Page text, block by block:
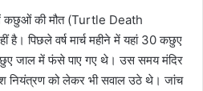
में कछुओं की मौत (Turtle Death
है। पिछले वर्ष मार्च महीने में यहां 30 कछुए
जाल में फंसे पाए गए थे। उस समय मंदिर
नियंत्रण को लेकर भी सवाल उठे थे। जांच